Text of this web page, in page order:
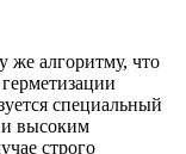
алгоритму, что
специальный
высоким
строго